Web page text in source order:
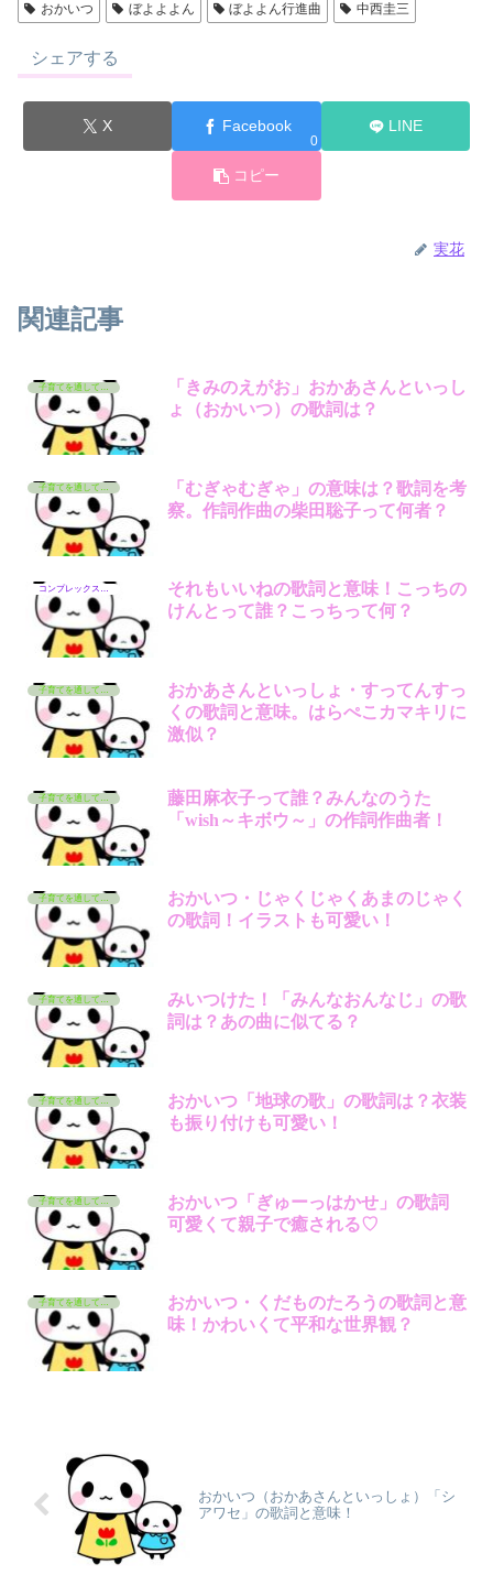
おかいつ
ぼよよよん ぼよよん行進曲 中西圭三
シェアする
X Facebook
0
LINE
コピー
実花
関連記事
「きみのえがお」おかあさんといっし
ょ（おかいつ）の歌詞は？
子育てを通して学んでいるコト
「むぎゃむぎゃ」の意味は？歌詞を考
察。作詞作曲の柴田聡子って何者？
コンプレックス芸能人
それもいいねの歌詞と意味！こっちの
けんとって誰？こっちって何？
子育てを通して学んでいるコト
おかあさんといっしょ・すってんすっ
くの歌詞と意味。はらぺこカマキリに
激似？
藤田麻衣子って誰？みんなのうた
「wish～キボウ～」の作詞作曲者！
子育てを通して学んでいるコト
おかいつ・じゃくじゃくあまのじゃく
の歌詞！イラストも可愛い！
子育てを通して学んでいるコト
みいつけた！「みんなおんなじ」の歌
詞は？あの曲に似てる？
おかいつ「地球の歌」の歌詞は？衣装
も振り付けも可愛い！
子育てを通して学んでいるコト
おかいつ「ぎゅーっはかせ」の歌詞
可愛くて親子で癒される♡
子育てを通して学んでいるコト
おかいつ・くだものたろうの歌詞と意
味！かわいくて平和な世界観？
おかいつ（おかあさんといっしょ）「シ
アワセ」の歌詞と意味！